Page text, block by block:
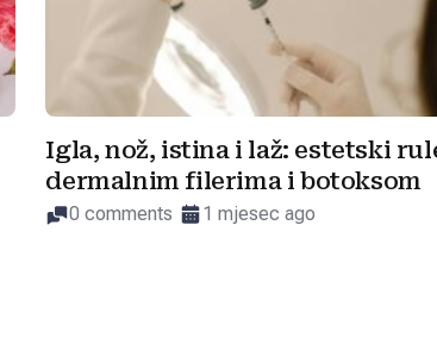
Igla, nož, istina i laž: estetski
dermalnim filerima i botoksom
0 comments 1 mjesec ago